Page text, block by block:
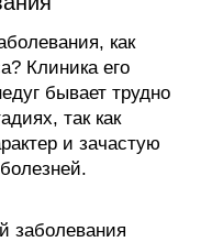
как
Клиника его
бывает трудно
так как
и зачастую
заболевания